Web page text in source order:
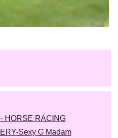
HORSE RACING
Sexy G Madam